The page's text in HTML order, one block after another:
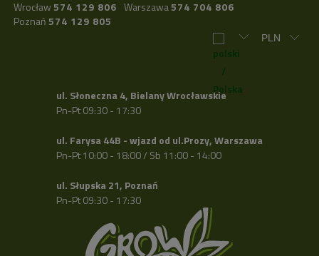
Wrocław 574 129 806 Warszawa574 704 806
Poznań 574 129 805
ul. Słoneczna 4, Bielany Wrocławskie
Pn-Pt 09:30 - 17:30
ul. Farysa 44B - wjazd od ul.Prozy, Warszawa
Pn-Pt 10:00 - 18:00 / Sb 11:00 - 14:00
ul. Słupska 21, Poznań
Pn-Pt 09:30 - 17:30